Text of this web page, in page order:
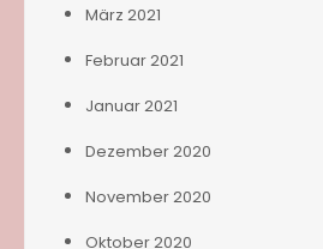
März 2021
Februar 2021
Januar 2021
Dezember 2020
November 2020
Oktober 2020